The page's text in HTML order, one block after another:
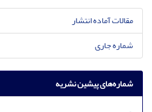
مقالات آماده انتشار
شماره جاری
شماره‌های پیشین نشریه